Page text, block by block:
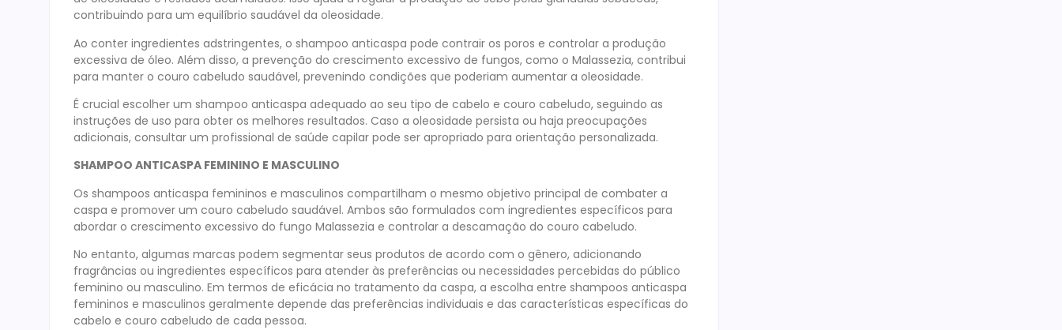
contribuindo para um equilíbrio saudável da oleosidade.
Ao conter ingredientes adstringentes, o shampoo anticaspa pode contrair os poros e controlar a produção
excessiva de óleo. Além disso, a prevenção do crescimento excessivo de fungos, como o Malassezia, contribui
para manter o couro cabeludo saudável, prevenindo condições que poderiam aumentar a oleosidade.
É crucial escolher um shampoo anticaspa adequado ao seu tipo de cabelo e couro cabeludo, seguindo as
instruções de uso para obter os melhores resultados. Caso a oleosidade persista ou haja preocupações
adicionais, consultar um profissional de saúde capilar pode ser apropriado para orientação personalizada.
SHAMPOO ANTICASPA FEMININO E MASCULINO
Os shampoos anticaspa femininos e masculinos compartilham o mesmo objetivo principal de combater a
caspa e promover um couro cabeludo saudável. Ambos são formulados com ingredientes específicos para
abordar o crescimento excessivo do fungo Malassezia e controlar a descamação do couro cabeludo.
No entanto, algumas marcas podem segmentar seus produtos de acordo com o gênero, adicionando
fragrâncias ou ingredientes específicos para atender às preferências ou necessidades percebidas do público
feminino ou masculino. Em termos de eficácia no tratamento da caspa, a escolha entre shampoos anticaspa
femininos e masculinos geralmente depende das preferências individuais e das características específicas do
cabelo e couro cabeludo de cada pessoa.